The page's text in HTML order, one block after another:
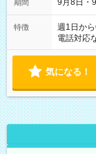
期間 9月8日・
特徴 週1日か
電話対応
気になる！